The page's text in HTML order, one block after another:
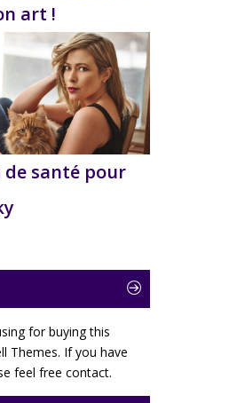
art !
de santé pour
for buying this
Themes. If you have
feel free contact.